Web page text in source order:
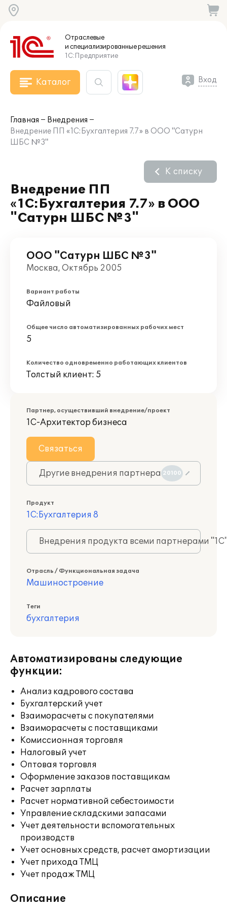
Отраслевые
и специализированныерешения
1С:Предприятие
Каталог Вход
Главная
Внедрения
Внедрение ПП «1С:Бухгалтерия 7.7» в ООО "Сатурн
ШБС №3"
Внедрение ПП
«1С:Бухгалтерия 7.7» в ООО
"Сатурн ШБС №3"
К списку
ООО "Сатурн ШБС №3"
Москва, Октябрь 2005
Вариант работы
Файловый
Общее число автоматизированных рабочих мест
5
Количество одновременно работающих клиентов
Толстый клиент: 5
Партнер, осуществивший внедрение/проект
1С-Архитектор бизнеса
Связаться
Другие внедрения партнера 20100
Продукт
1С:Бухгалтерия 8
Внедрения продукта всеми партнерами
Отрасль / Функциональная задача
Машиностроение
Теги
бухгалтерия
Автоматизированы следующие
функции:
Анализ кадрового состава
Бухгалтерский учет
Взаиморасчеты с покупателями
Взаиморасчеты с поставщиками
Комиссионная торговля
Налоговый учет
Оптовая торговля
Оформление заказов поставщикам
Расчет зарплаты
Расчет нормативной себестоимости
Управление складскими запасами
Учет деятельности вспомогательных
производств
Учет основных средств, расчет амортизации
Учет прихода ТМЦ
Учет продаж ТМЦ
Описание